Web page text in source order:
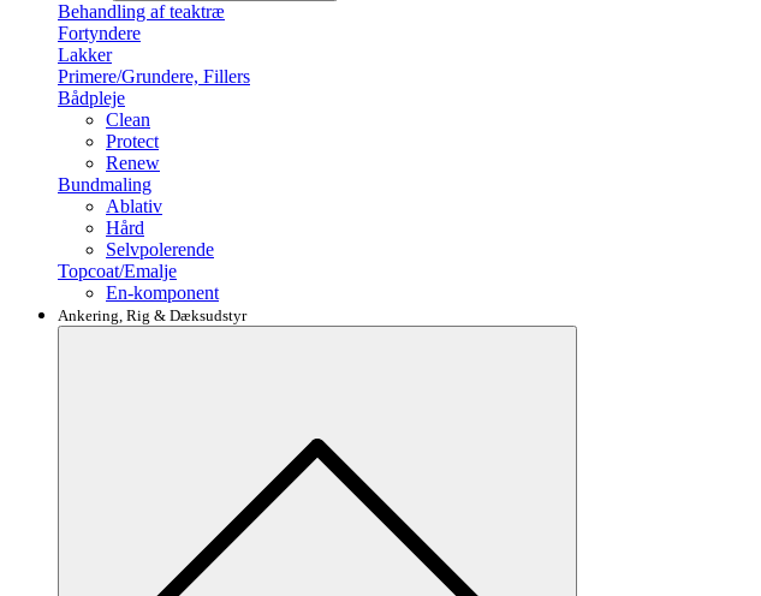
Behandling af teaktræ
Fortyndere
Lakker
Primere/Grundere, Fillers
Bådpleje
Clean
Protect
Renew
Bundmaling
Ablativ
Hård
Selvpolerende
Topcoat/Emalje
En-komponent
Ankering, Rig & Dæksudstyr